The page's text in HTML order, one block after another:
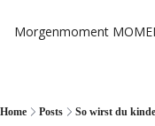
Morgenmoment
Home Posts So wirst du